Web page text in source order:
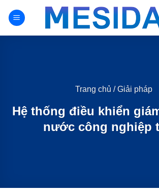
đến
Trang chủ /Giải pháp
Hệ thống điều khiển
nước công nghiệp